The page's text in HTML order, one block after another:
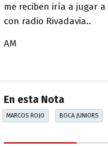
me reciben iría a jugar a
con radio Rivadavia..
AM
En esta Nota
MARCOS ROJO BOCA JUNIORS